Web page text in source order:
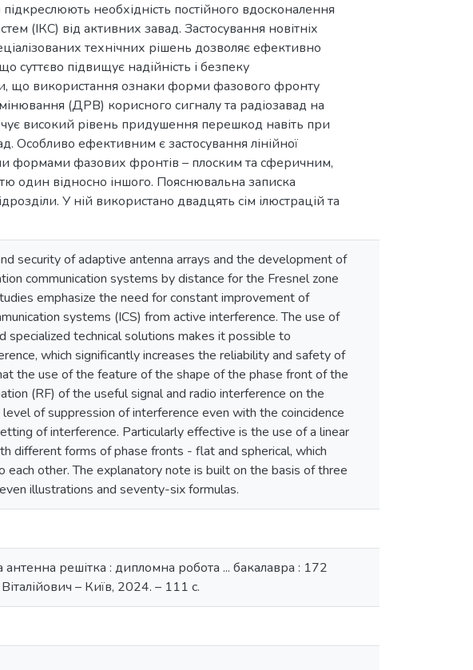
необхідність постійного вдосконалення
(ІКС) від активних завад. Застосування новітніх
технічних рішень дозволяє ефективно
суттєво підвищує надійність і безпеку
що використання ознаки форми фазового фронту
(ДРВ) корисного сигналу та радіозавад на
високий рівень придушення перешкод навіть при
Особливо ефективним є застосування лінійної
формами фазових фронтів – плоским та сферичним,
один відносно іншого. Пояснювальна записка
У ній використано двадцять сім ілюстрацій та
security of adaptive antenna arrays and the development of
communication systems by distance for the Fresnel zone
emphasize the need for constant improvement of
systems (ICS) from active interference. The use of
technical solutions makes it possible to
which significantly increases the reliability and safety of
the use of the feature of the shape of the phase front of the
(RF) of the useful signal and radio interference on the
of suppression of interference even with the coincidence
of interference. Particularly effective is the use of a linear
different forms of phase fronts - flat and spherical, which
other. The explanatory note is built on the basis of three
illustrations and seventy-six formulas.
решітка : дипломна робота ... бакалавра : 172
– Київ, 2024. – 111 с.